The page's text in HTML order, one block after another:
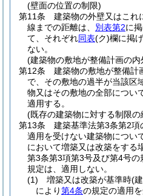
(壁面の位置の制限)
第11条
建築物の外壁又はこれ
線までの距離は、 別表第2に
て、それぞれ同表(ク)欄に掲
ない。
(建築物の敷地が整備計画の
第12条
建築物の敷地が整備計
で、その敷地の過半が当該区
物又はその敷地の全部につい
適用する。
(既存の建築物に対する制限の
第13条
建築基準法第3条第2項
適用を受けない建築物につい
において増築又は改築をする
第3条第3項第3号及び第4号の
規定は、適用しない。
(1)
増築又は改築が基準時(
により第4条の規定の適用